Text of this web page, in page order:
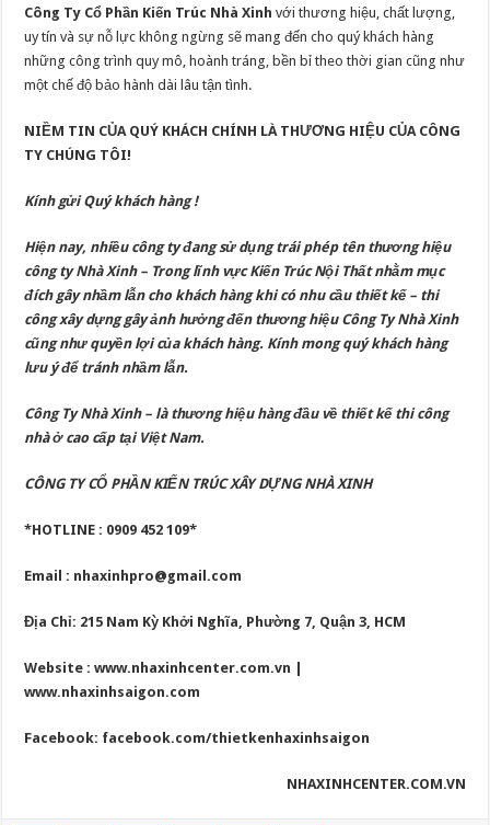
Công Ty Cổ Phần Kiến Trúc Nhà Xinh với thương hiệu, chất lượng,
uy tín và sự nỗ lực không ngừng sẽ mang đến cho quý khách hàng
những công trình quy mô, hoành tráng, bền bỉ theo thời gian cũng như
một chế độ bảo hành dài lâu tận tình.
NIỀM TIN CỦA QUÝ KHÁCH CHÍNH LÀ THƯƠNG HIỆU CỦA CÔNG
TY CHÚNG TÔI!
Kính gửi Quý khách hàng !
Hiện nay, nhiều công ty đang sử dụng trái phép tên thương hiệu
công ty Nhà Xinh – Trong lĩnh vực Kiến Trúc Nội Thất nhằm mục
đích gây nhầm lẫn cho khách hàng khi có nhu cầu thiết kế – thi
công xây dựng gây ảnh hưởng đến thương hiệu Công Ty Nhà Xinh
cũng như quyền lợi của khách hàng. Kính mong quý khách hàng
lưu ý để tránh nhầm lẫn.
Công Ty Nhà Xinh – là thương hiệu hàng đầu về thiết kế thi công
nhà ở cao cấp tại Việt Nam.
CÔNG TY CỔ PHẦN KIẾN TRÚC XÂY DỰNG NHÀ XINH
*HOTLINE : 0909 452 109*
Email : nhaxinhpro@gmail.com
Địa Chỉ: 215 Nam Kỳ Khởi Nghĩa, Phường 7, Quận 3, HCM
Website : www.nhaxinhcenter.com.vn |
www.nhaxinhsaigon.com
Facebook: facebook.com/thietkenhaxinhsaigon
NHAXINHCENTER.COM.VN